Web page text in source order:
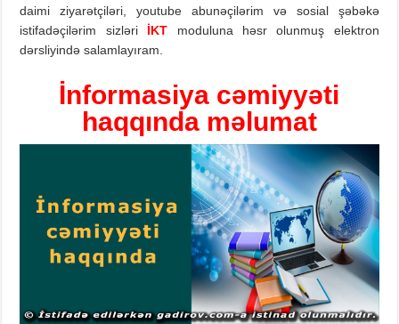
daimi ziyarətçiləri, youtube abunəçilərim və sosial şəbəkə
istifadəçilərim sizləri İKT moduluna həsr olunmuş elektron
dərsliyində salamlayıram.
İnformasiya cəmiyyəti
haqqında məlumat